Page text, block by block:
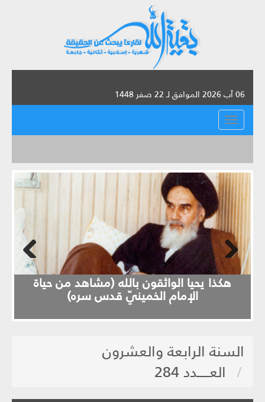
06 آب 2026 الموافق لـ 22 صفر 1448
القائمة
هكذا يحيا الواثقون بالله (مشاهد من حياة
الإمام الخمينيّ قدس سره)
Next
السنة الرابعة والعشرون
العـــــدد 284